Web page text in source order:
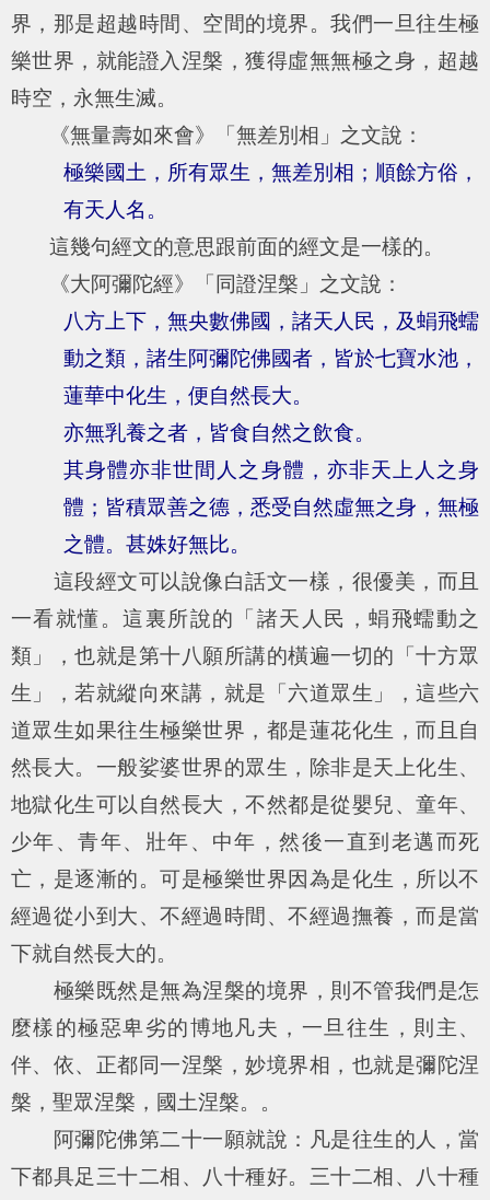
界，那是超越時間、空間的境界。我們一旦往生極
樂世界，就能證入涅槃，獲得虛無無極之身，超越
時空，永無生滅。
《無量壽如來會》「無差別相」之文說：
極樂國土，所有眾生，無差別相；順餘方俗，
有天人名。
這幾句經文的意思跟前面的經文是一樣的。
《大阿彌陀經》「同證涅槃」之文說：
八方上下，無央數佛國，諸天人民，及蜎飛蠕
動之類，諸生阿彌陀佛國者，皆於七寶水池，
蓮華中化生，便自然長大。
亦無乳養之者，皆食自然之飲食。
其身體亦非世間人之身體，亦非天上人之身
體；皆積眾善之德，悉受自然虛無之身，無極
之體。甚姝好無比。
這段經文可以說像白話文一樣，很優美，而且
一看就懂。這裏所說的「諸天人民，蜎飛蠕動之
類」，也就是第十八願所講的橫遍一切的「十方眾
生」，若就縱向來講，就是「六道眾生」，這些六
道眾生如果往生極樂世界，都是蓮花化生，而且自
然長大。一般娑婆世界的眾生，除非是天上化生、
地獄化生可以自然長大，不然都是從嬰兒、童年、
少年、青年、壯年、中年，然後一直到老邁而死
亡，是逐漸的。可是極樂世界因為是化生，所以不
經過從小到大、不經過時間、不經過撫養，而是當
下就自然長大的。
極樂既然是無為涅槃的境界，則不管我們是怎
麼樣的極惡卑劣的博地凡夫，一旦往生，則主、
伴、依、正都同一涅槃，妙境界相，也就是彌陀涅
槃，聖眾涅槃，國土涅槃。。
阿彌陀佛第二十一願就說：凡是往生的人，當
下都具足三十二相、八十種好。三十二相、八十種